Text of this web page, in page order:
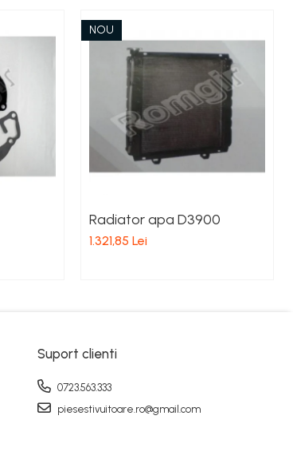
NOU
Radiator apa D3900
1.321,85 Lei
Suport clienti
0723.563.333
piesestivuitoare.ro@gmail.com